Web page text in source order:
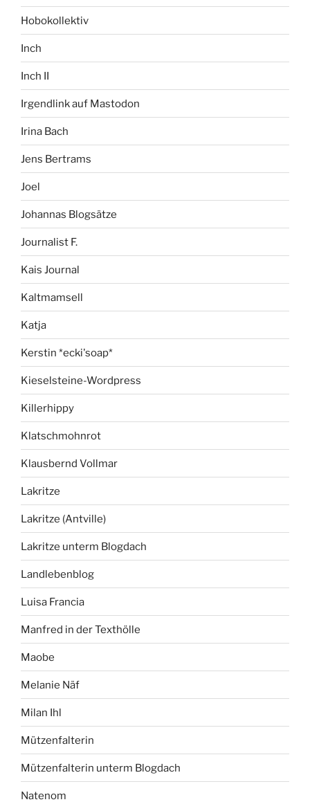
Hobokollektiv
Inch
Inch II
Irgendlink auf Mastodon
Irina Bach
Jens Bertrams
Joel
Johannas Blogsätze
Journalist F.
Kais Journal
Kaltmamsell
Katja
Kerstin *ecki'soap*
Kieselsteine-Wordpress
Killerhippy
Klatschmohnrot
Klausbernd Vollmar
Lakritze
Lakritze (Antville)
Lakritze unterm Blogdach
Landlebenblog
Luisa Francia
Manfred in der Texthölle
Maobe
Melanie Näf
Milan Ihl
Mützenfalterin
Mützenfalterin unterm Blogdach
Natenom